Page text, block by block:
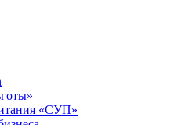
«СУП»